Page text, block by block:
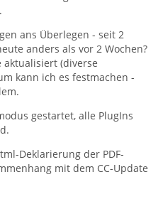
ans Überlegen - seit 2
anders als vor 2 Wochen?
aktualisiert (diverse
kann ich es festmachen -
gestartet, alle PlugIns
Deklarierung der PDF-
mit dem CC-Update